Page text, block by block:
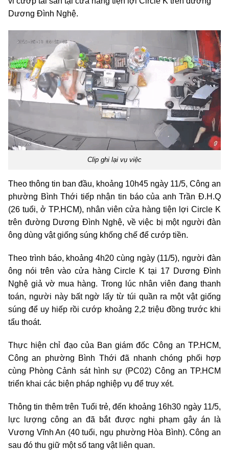
Dương Đình Nghệ.
Clip ghi lại vụ việc
Theo thông tin ban đầu, khoảng 10h45 ngày 11/5, Công an
phường Bình Thới tiếp nhận tin báo của anh Trần Đ.H.Q
(26 tuổi, ở TP.HCM), nhân viên cửa hàng tiện lợi Circle K
trên đường Dương Đình Nghệ, về việc bị một người đàn
ông dùng vật giống súng khống chế để cướp tiền.
Theo trình báo, khoảng 4h20 cùng ngày (11/5), người đàn
ông nói trên vào cửa hàng Circle K tại 17 Dương Đình
Nghệ giả vờ mua hàng. Trong lúc nhân viên đang thanh
toán, người này bất ngờ lấy từ túi quần ra một vật giống
súng để uy hiếp rồi cướp khoảng 2,2 triệu đồng trước khi
tẩu thoát.
Thực hiện chỉ đạo của Ban giám đốc Công an TP.HCM,
Công an phường Bình Thới đã nhanh chóng phối hợp
cùng Phòng Cảnh sát hình sự (PC02) Công an TP.HCM
triển khai các biện pháp nghiệp vụ để truy xét.
Thông tin thêm trên Tuổi trẻ, đến khoảng 16h30 ngày 11/5,
lực lượng công an đã bắt được nghi phạm gây án là
Vương Vĩnh An (40 tuổi, ngụ phường Hòa Bình). Công an
sau đó thu giữ một số tang vật liên quan.